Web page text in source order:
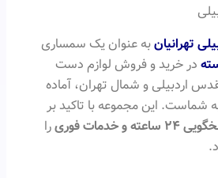
تهرانیانبه عنوان یک سمساری
در خرید و فروش لوازم دست
اردبیلی و شمال تهران، آماده
شماست. این مجموعه با تاکید بر
فوری
را